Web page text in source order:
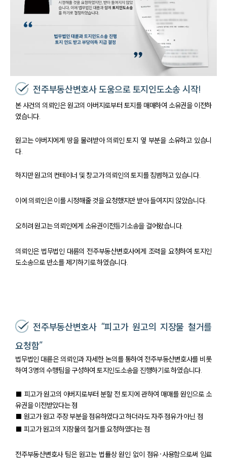
팀소개
대륜의 강점
글로벌 파트너 로펌
고객의 소리
통합검색
전주부동산변호사 도움으로 토지인도소송 시작!
본 사건의 의뢰인은 원고의 아버지로부터 토지를 매매하여 소유권을 이전하
였습니다.
원고는 아버지에게 땅을 물려받아 의뢰인 토지 옆 부분을 소유하고 있습니
다.
하지만 원고의 컨테이너 및 창고가 의뢰인의 토지를 침범하고 있습니다.
이에 의뢰인은 이를 시정해줄 것을 요청했지만 받아 들여지지 않았습니다.
오히려 원고는 의뢰인에게 소유권이전등기소송을 걸어왔습니다.
의뢰인은 법무법인 대륜의 전주부동산변호사에게 조력을 요청하여 토지인
도소송으로 반소를 제기하기로 하였습니다.
전주부동산변호사 “피고가 원고의 지장물 철거를
요청함”
법무법인 대륜은 의뢰인과 자세한 논의를 통하여 전주부동산변호사를 비롯
하여 3명의 수행팀을 구성하여 토지인도소송을 진행하기로 하였습니다.
■ 피고가 원고의 아버지로부터 분할 전 토지에 관하여 매매를 원인으로 소
유권을 이전받았다는 점
■ 원고가 원고 주장 부분을 점유하였다고 하더라도 자주 점유가 아닌 점
■ 피고가 원고의 지장물의 철거를 요청하였다는 점
전주부동산변호사 팀은 원고는 법률상 원인 없이 점유·사용함으로써 임료